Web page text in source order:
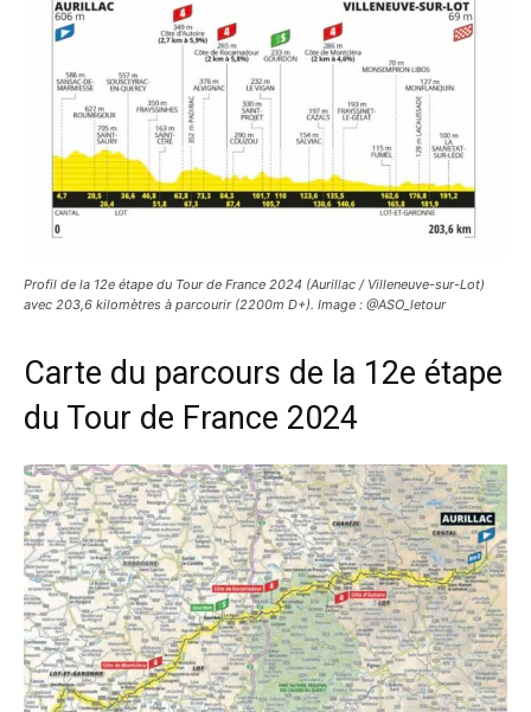
Profil de la 12e étape du Tour de France 2024 (Aurillac / Villeneuve-sur-Lot)
avec 203,6 kilomètres à parcourir (2200m D+). Image : @ASO_letour
Carte du parcours de la 12e étape
du Tour de France 2024